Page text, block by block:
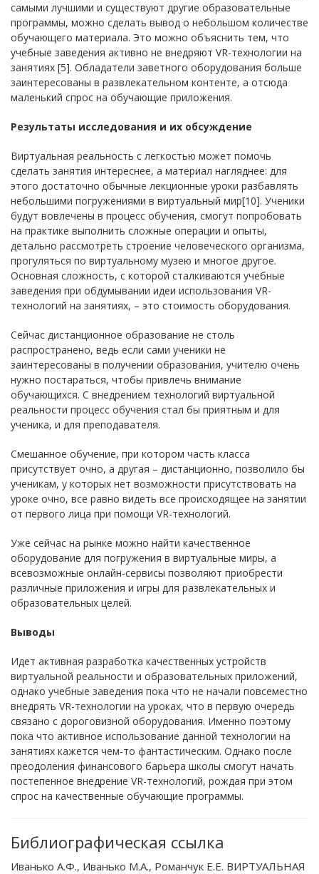
самыми лучшими и существуют другие образовательные
программы, можно сделать вывод о небольшом количестве
обучающего материала. Это можно объяснить тем, что
учебные заведения активно не внедряют VR-технологии на
занятиях [5]. Обладатели заветного оборудования больше
заинтересованы в развлекательном контенте, а отсюда
маленький спрос на обучающие приложения.
Результаты исследования и их обсуждение
Виртуальная реальность с легкостью может помочь
сделать занятия интереснее, а материал нагляднее: для
этого достаточно обычные лекционные уроки разбавлять
небольшими погружениями в виртуальный мир[10]. Ученики
будут вовлечены в процесс обучения, смогут попробовать
на практике выполнить сложные операции и опыты,
детально рассмотреть строение человеческого организма,
прогуляться по виртуальному музею и многое другое.
Основная сложность, с которой сталкиваются учебные
заведения при обдумывании идеи использования VR-
технологий на занятиях, – это стоимость оборудования.
Сейчас дистанционное образование не столь
распространено, ведь если сами ученики не
заинтересованы в получении образования, учителю очень
нужно постараться, чтобы привлечь внимание
обучающихся. С внедрением технологий виртуальной
реальности процесс обучения стал бы приятным и для
ученика, и для преподавателя.
Смешанное обучение, при котором часть класса
присутствует очно, а другая – дистанционно, позволило бы
ученикам, у которых нет возможности присутствовать на
уроке очно, все равно видеть все происходящее на занятии
от первого лица при помощи VR-технологий.
Уже сейчас на рынке можно найти качественное
оборудование для погружения в виртуальные миры, а
всевозможные онлайн-сервисы позволяют приобрести
различные приложения и игры для развлекательных и
образовательных целей.
Выводы
Идет активная разработка качественных устройств
виртуальной реальности и образовательных приложений,
однако учебные заведения пока что не начали повсеместно
внедрять VR-технологии на уроках, что в первую очередь
связано с дороговизной оборудования. Именно поэтому
пока что активное использование данной технологии на
занятиях кажется чем-то фантастическим. Однако после
преодоления финансового барьера школы смогут начать
постепенное внедрение VR-технологий, рождая при этом
спрос на качественные обучающие программы.
Библиографическая ссылка
Иванько А.Ф., Иванько М.А., Романчук Е.Е. ВИРТУАЛЬНАЯ